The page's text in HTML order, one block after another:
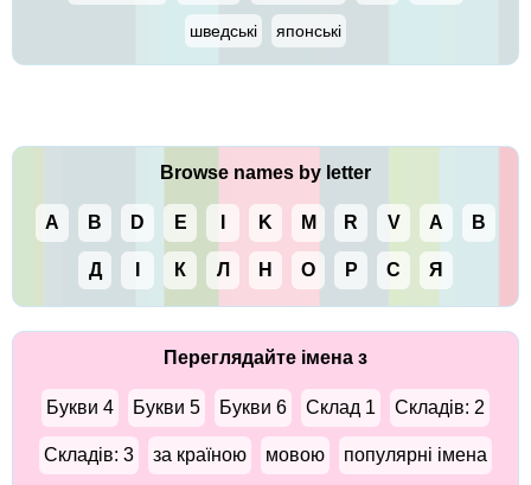
шведські японські
Browse names by letter
A B D E K M R V А В
Д К Л Н О Р С Я
Переглядайте імена з
Букви 4 Букви 5 Букви 6 Склад 1 Складів: 2
Складів: 3 за країною мовою популярні імена